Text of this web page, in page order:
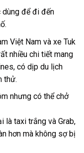
dùng để đi đến
Việt Nam và xe Tuk
nhiều chi tiết mang
có dịp du lịch
thử.
nhưng có thể chở
là taxi trắng và Grab,
hơn mà không sợ bị